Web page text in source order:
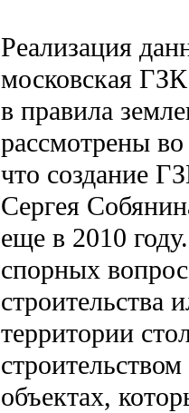
Реализация
московская
в правила
рассмотрены
что создание
Сергея
еще в 2010
спорных
строительства
территории
объектах,